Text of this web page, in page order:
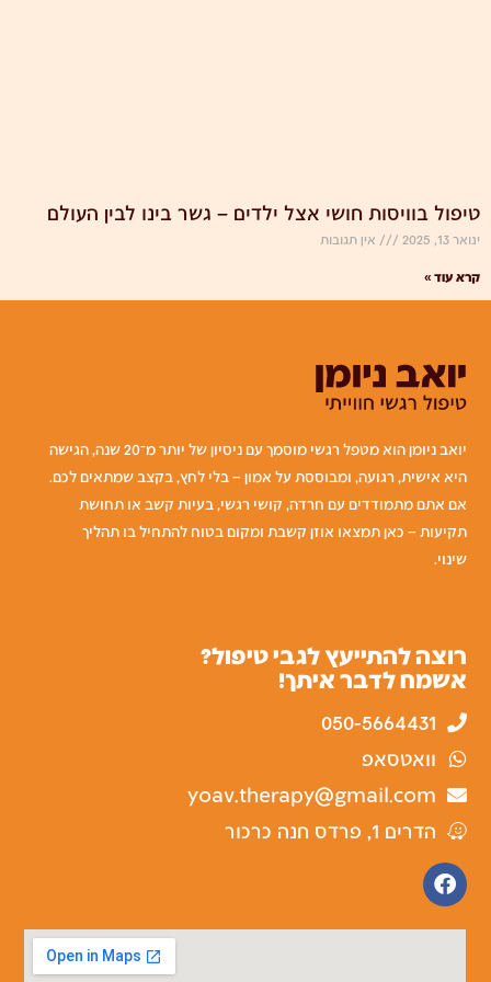
טיפול בוויסות חושי אצל ילדים – גשר בינו לבין העולם
ינואר 13, 2025 אין תגובות
קרא עוד »
יואב ניומן הוא מטפל רגשי מוסמך עם ניסיון של יותר מ־20 שנה, הגישה
היא אישית, רגועה, ומבוססת על אמון – בלי לחץ, בקצב שמתאים לכם.
אם אתם מתמודדים עם חרדה, קושי רגשי, בעיות קשב או תחושת
תקיעות – כאן תמצאו אוזן קשבת ומקום בטוח להתחיל בו תהליך
שינוי.
רוצה להתייעץ לגבי טיפול?
אשמח לדבר איתך!
050-5664431
וואטסאפ
yoav.therapy@gmail.com
הדרים 1, פרדס חנה כרכור
a
c
b